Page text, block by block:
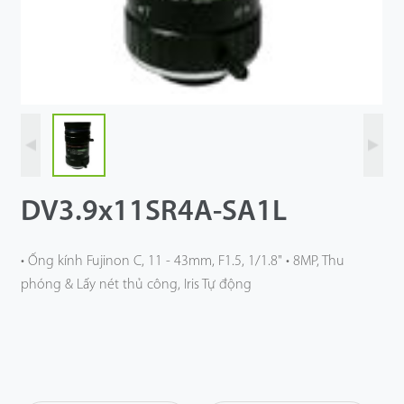
DV3.9x11SR4A-SA1L
• Ống kính Fujinon C, 11 - 43mm, F1.5, 1/1.8" • 8MP, Thu
phóng & Lấy nét thủ công, Iris Tự động